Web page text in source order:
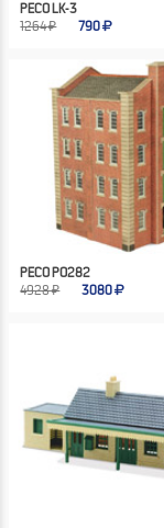
PECO LK-3
1264 ₽
790
PECO PO282
4928 ₽
3080